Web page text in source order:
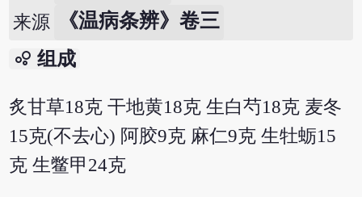
来源 《温病条辨》卷三
bubble_chart 组成
炙甘草18克 干地黄18克 生白芍18克 麦冬
15克(不去心) 阿胶9克 麻仁9克 生牡蛎15
克 生鳖甲24克